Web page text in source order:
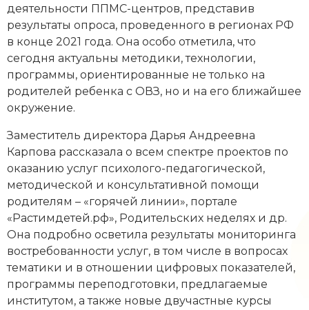
деятельности ППМС-центров, представив
результаты опроса, проведенного в регионах РФ
в конце 2021 года. Она особо отметила, что
сегодня актуальны методики, технологии,
программы, ориентированные не только на
родителей ребенка с ОВЗ, но и на его ближайшее
окружение.
Заместитель директора Дарья Андреевна
Карпова рассказала о всем спектре проектов по
оказанию услуг психолого-педагогической,
методической и консультативной помощи
родителям – «горячей линии», портале
«Растимдетей.рф», Родительских неделях и др.
Она подробно осветила результаты мониторинга
востребованности услуг, в том числе в вопросах
тематики и в отношении цифровых показателей,
программы переподготовки, предлагаемые
институтом, а также новые двучастные курсы